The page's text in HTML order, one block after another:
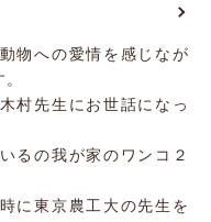
物への愛情を感じなが
村先生にお世話になっ
るの我が家のワンコ２
に東京農工大の先生を